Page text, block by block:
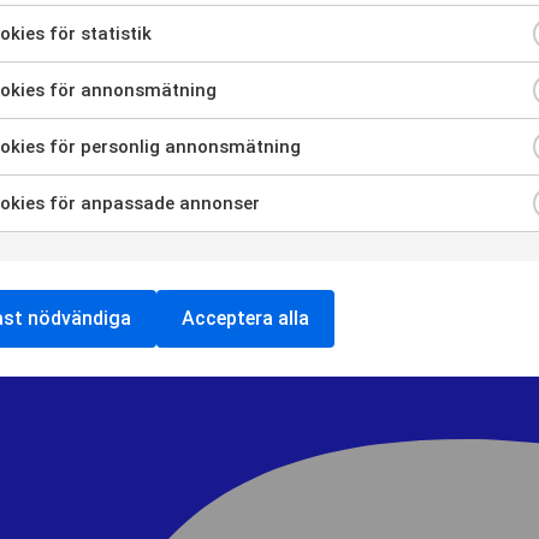
för statistik
för annonsmätning
för personlig annonsmätning
för anpassade annonser
nödvändiga
Acceptera alla